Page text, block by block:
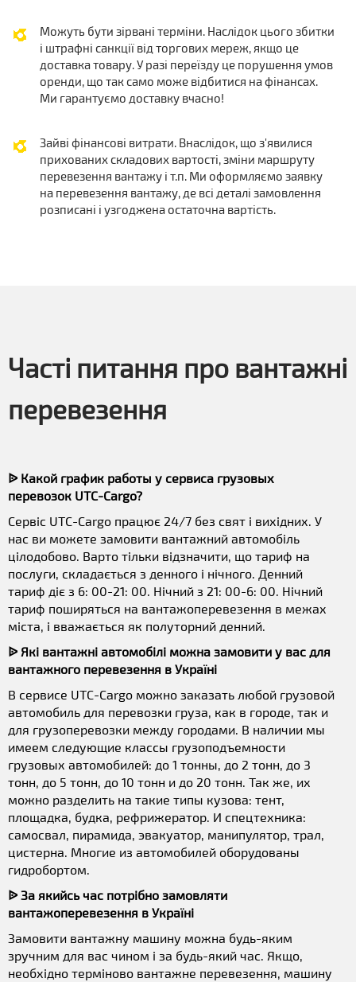
Можуть бути зірвані терміни. Наслідок цього збитки
і штрафні санкції від торгових мереж, якщо це
доставка товару. У разі переїзду це порушення умов
оренди, що так само може відбитися на фінансах.
Ми гарантуємо доставку вчасно!
Зайві фінансові витрати. Внаслідок, що з'явилися
прихованих складових вартості, зміни маршруту
перевезення вантажу і т.п. Ми оформляємо заявку
на перевезення вантажу, де всі деталі замовлення
розписані і узгоджена остаточна вартість.
Часті питання про вантажні
перевезення
ᐉ Какой график работы у сервиса грузовых
перевозок UTC-Cargo?
Сервіс UTC-Cargo працює 24/7 без свят і вихідних. У
нас ви можете замовити вантажний автомобіль
цілодобово. Варто тільки відзначити, що тариф на
послуги, складається з денного і нічного. Денний
тариф діє з 6: 00-21: 00. Нічний з 21: 00-6: 00. Нічний
тариф поширяться на вантажоперевезення в межах
міста, і вважається як полуторний денний.
ᐉ Які вантажні автомобілі можна замовити у вас для
вантажного перевезення в Україні
В сервисе UTC-Cargo можно заказать любой грузовой
автомобиль для перевозки груза, как в городе, так и
для грузоперевозки между городами. В наличии мы
имеем следующие классы грузоподъемности
грузовых автомобилей: до 1 тонны, до 2 тонн, до 3
тонн, до 5 тонн, до 10 тонн и до 20 тонн. Так же, их
можно разделить на такие типы кузова: тент,
площадка, будка, рефрижератор. И спецтехника:
самосвал, пирамида, эвакуатор, манипулятор, трал,
цистерна. Многие из автомобилей оборудованы
гидробортом.
ᐉ За якийсь час потрібно замовляти
вантажоперевезення в Україні
Замовити вантажну машину можна будь-яким
зручним для вас чином і за будь-який час. Якщо,
необхідно терміново вантажне перевезення, машину